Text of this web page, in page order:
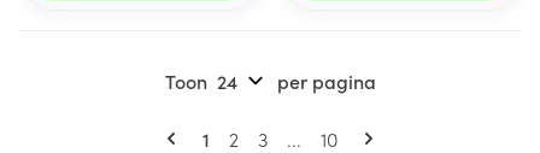
Pagina's
U lees momenteel pagina
1 Pagina
2 Pagina
3 ... Pagina
10
Toon per pagina